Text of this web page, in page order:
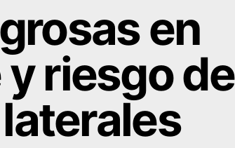
en
riesgo de